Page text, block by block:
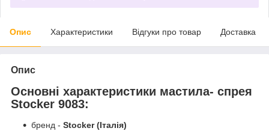
Опис Характеристики Відгуки про товар Доставка
Опис
Основні характеристики мастила- спрея
Stocker 9083:
бренд - Stocker (Італія)